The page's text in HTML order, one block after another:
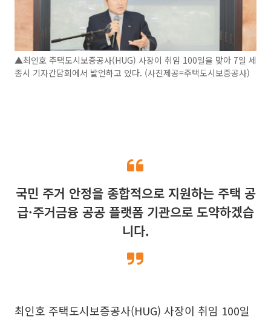
▲최인호 주택도시보증공사(HUG) 사장이 취임 100일을 맞아 7일 세
종시 기자간담회에서 발언하고 있다. (사진제공=주택도시보증공사)
국민 주거 안정을 종합적으로 지원하는 주택 공
급·주거금융 공공 플랫폼 기관으로 도약하겠습
니다.
최인호 주택도시보증공사(HUG) 사장이 취임 100일